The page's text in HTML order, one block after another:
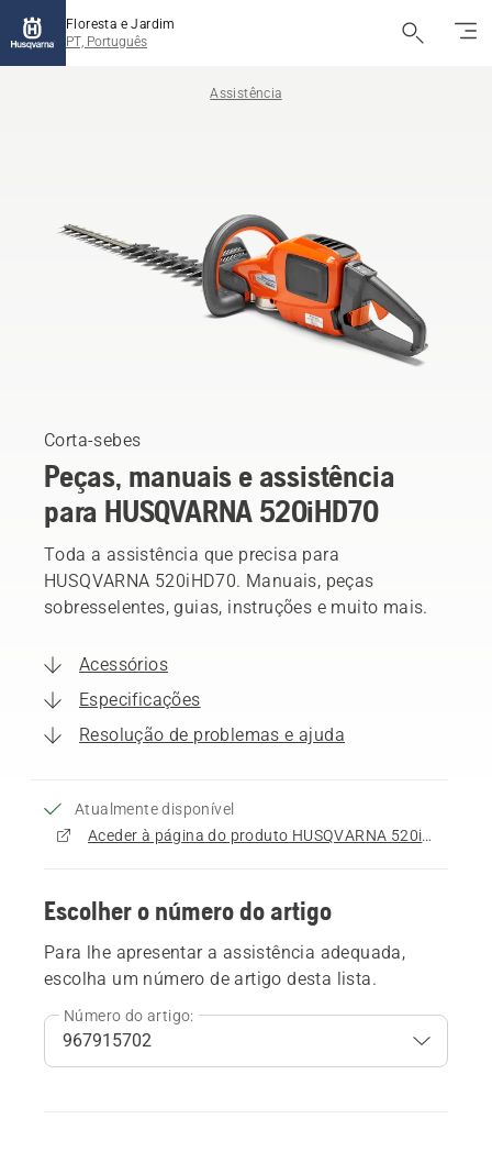
Floresta e Jardim
PT, Português
Assistência
Corta-sebes
Peças, manuais e assistência
para HUSQVARNA 520iHD70
Toda a assistência que precisa para
HUSQVARNA 520iHD70. Manuais, peças
sobresselentes, guias, instruções e muito mais.
Acessórios
Especificações
Resolução de problemas e ajuda
Atualmente disponível
Aceder à página do produto HUSQVARNA 520iHD70
Escolher o número do artigo
Para lhe apresentar a assistência adequada,
escolha um número de artigo desta lista.
Número do artigo: